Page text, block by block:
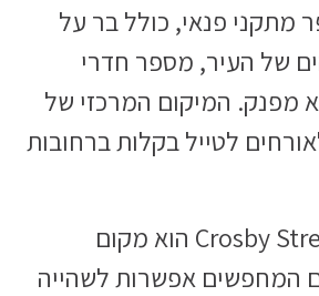
מתקני פנאי, כולל בר על
של העיר, מספר חדרי
מפנק. המיקום המרכזי של
לטייל בקלות ברחובות
לסיכום, מלון Crosby Street הוא מקום
המחפשים אפשרות לשהייה